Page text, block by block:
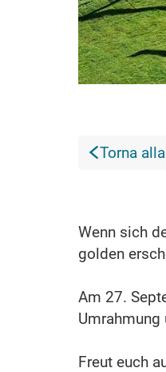
Torna
Wenn sich
golden
Am 27.
Umrahmung
Freut euch